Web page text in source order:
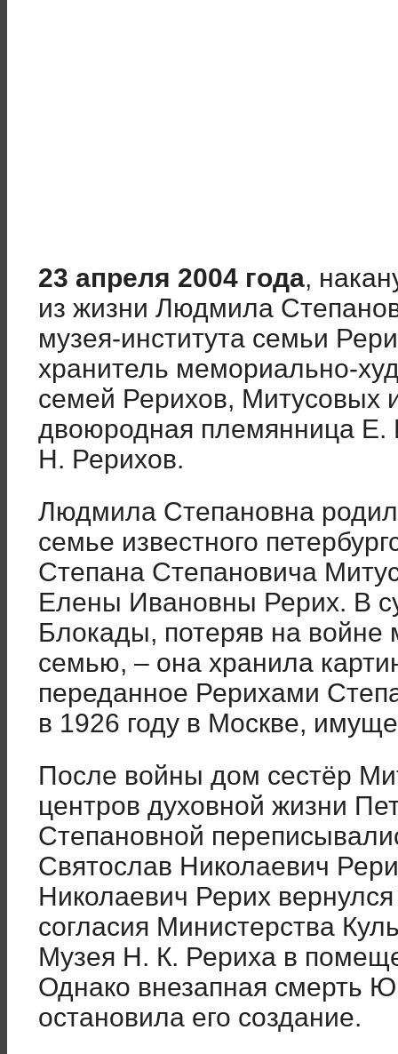
23 апреля 2004 года,
из жизни Людмила
музея-института семьи
хранитель мемориально-
семей Рерихов, Митусовых
двоюродная племянница
Н. Рерихов.
Людмила Степановна
семье известного
Степана Степановича
Елены Ивановны Рерих. В
Блокады, потеряв на войне
семью, – она хранила
переданное Рерихами
в 1926 году в Москве,
После войны дом сестёр
центров духовной жизни
Степановной
Святослав Николаевич
Николаевич Рерих
согласия Министерства
Музея Н. К. Рериха в
Однако внезапная смерть
остановила его создание.